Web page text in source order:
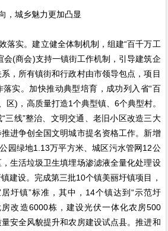
城乡魅力更加凸显
实。建立健全体制机制，组建“百千万工
会(商会)支持一镇街工作机制，引导建筑企
，所有镇街和行政村由市领导包点，项目
实。加快推动典型培育，成功列入省“百
区)，高质量打造1个典型镇、6个典型村。
三线”整治、文明交通、老旧小区改造三大
进争创全国文明城市提名资格工作。新增
园绿地1.13万平方米、城区污水管网12公
生活垃圾卫生填埋场渗滤液全量化处理设
建设。完成第三批10个镇美丽圩镇项目，
圩镇”标准，其中，14个镇达到“示范圩
改造6000栋，建设光伏一体化农房500
安全风貌提升和农房建设试点县。推进和